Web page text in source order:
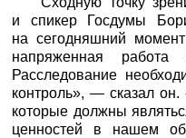
и спикер Госдумы
на сегодняшний
напряженная
Расследование
контроль», — сказал
которые должны
ценностей в нашем